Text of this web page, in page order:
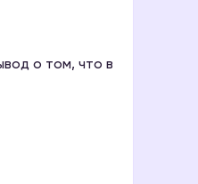
о том, что в